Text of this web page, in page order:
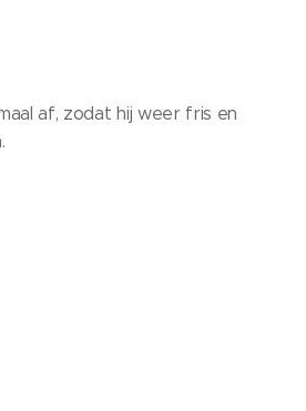
af, zodat hij weer fris en